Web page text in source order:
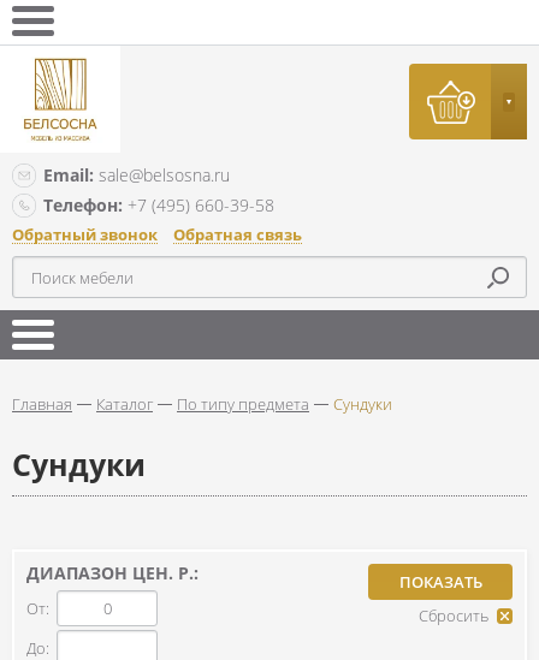
Email: sale@belsosna.ru
Телефон: +7 (495) 660-39-58
Обратный звонок Обратная связь
Главная Каталог По типу предмета Сундуки
Сундуки
ДИАПАЗОН ЦЕН. Р.:
От:
До: